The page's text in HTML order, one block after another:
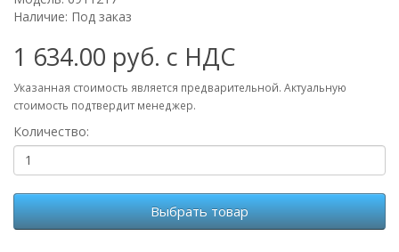
Наличие: Под заказ
1 634.00 руб. с НДС
Указанная стоимость является предварительной. Актуальную
стоимость подтвердит менеджер.
Количество:
Выбрать товар